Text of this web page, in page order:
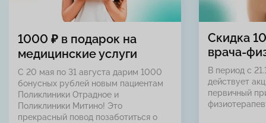
1000 ₽ в подарок на
медицинские услуги
С 20 мая по 31 августа дарим 1000
бонусных рублей новым пациентам
Поликлиники Отрадное и
Поликлиники Митино! Это
прекрасный повод позаботиться о
Скидка
врача-
В период с
действует
первичный